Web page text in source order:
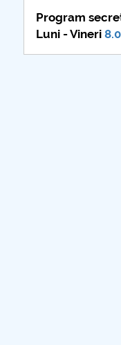
Program
Luni - Vineri